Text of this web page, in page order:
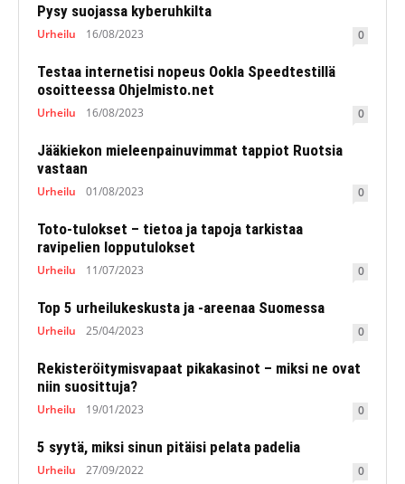
Pysy suojassa kyberuhkilta
Urheilu 16/08/2023 0
Testaa internetisi nopeus Ookla Speedtestillä
osoitteessa Ohjelmisto.net
Urheilu 16/08/2023 0
Jääkiekon mieleenpainuvimmat tappiot Ruotsia
vastaan
Urheilu 01/08/2023 0
Toto-tulokset – tietoa ja tapoja tarkistaa
ravipelien lopputulokset
Urheilu 11/07/2023 0
Top 5 urheilukeskusta ja -areenaa Suomessa
Urheilu 25/04/2023 0
Rekisteröitymisvapaat pikakasinot – miksi ne ovat
niin suosittuja?
Urheilu 19/01/2023 0
5 syytä, miksi sinun pitäisi pelata padelia
Urheilu 27/09/2022 0